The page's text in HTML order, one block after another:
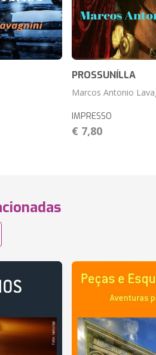
PROSSUNÍLLA
Marcos Antonio
IMPRESSO
€ 7,80